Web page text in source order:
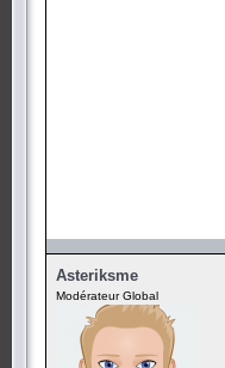
Asteriksme
Modérateur Global